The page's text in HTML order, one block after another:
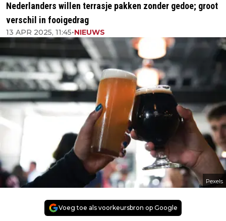
Nederlanders willen terrasje pakken zonder gedoe; groot
verschil in fooigedrag
13 APR 2025, 11:45•NIEUWS
Pexels
Voeg toe als voorkeursbron op Google